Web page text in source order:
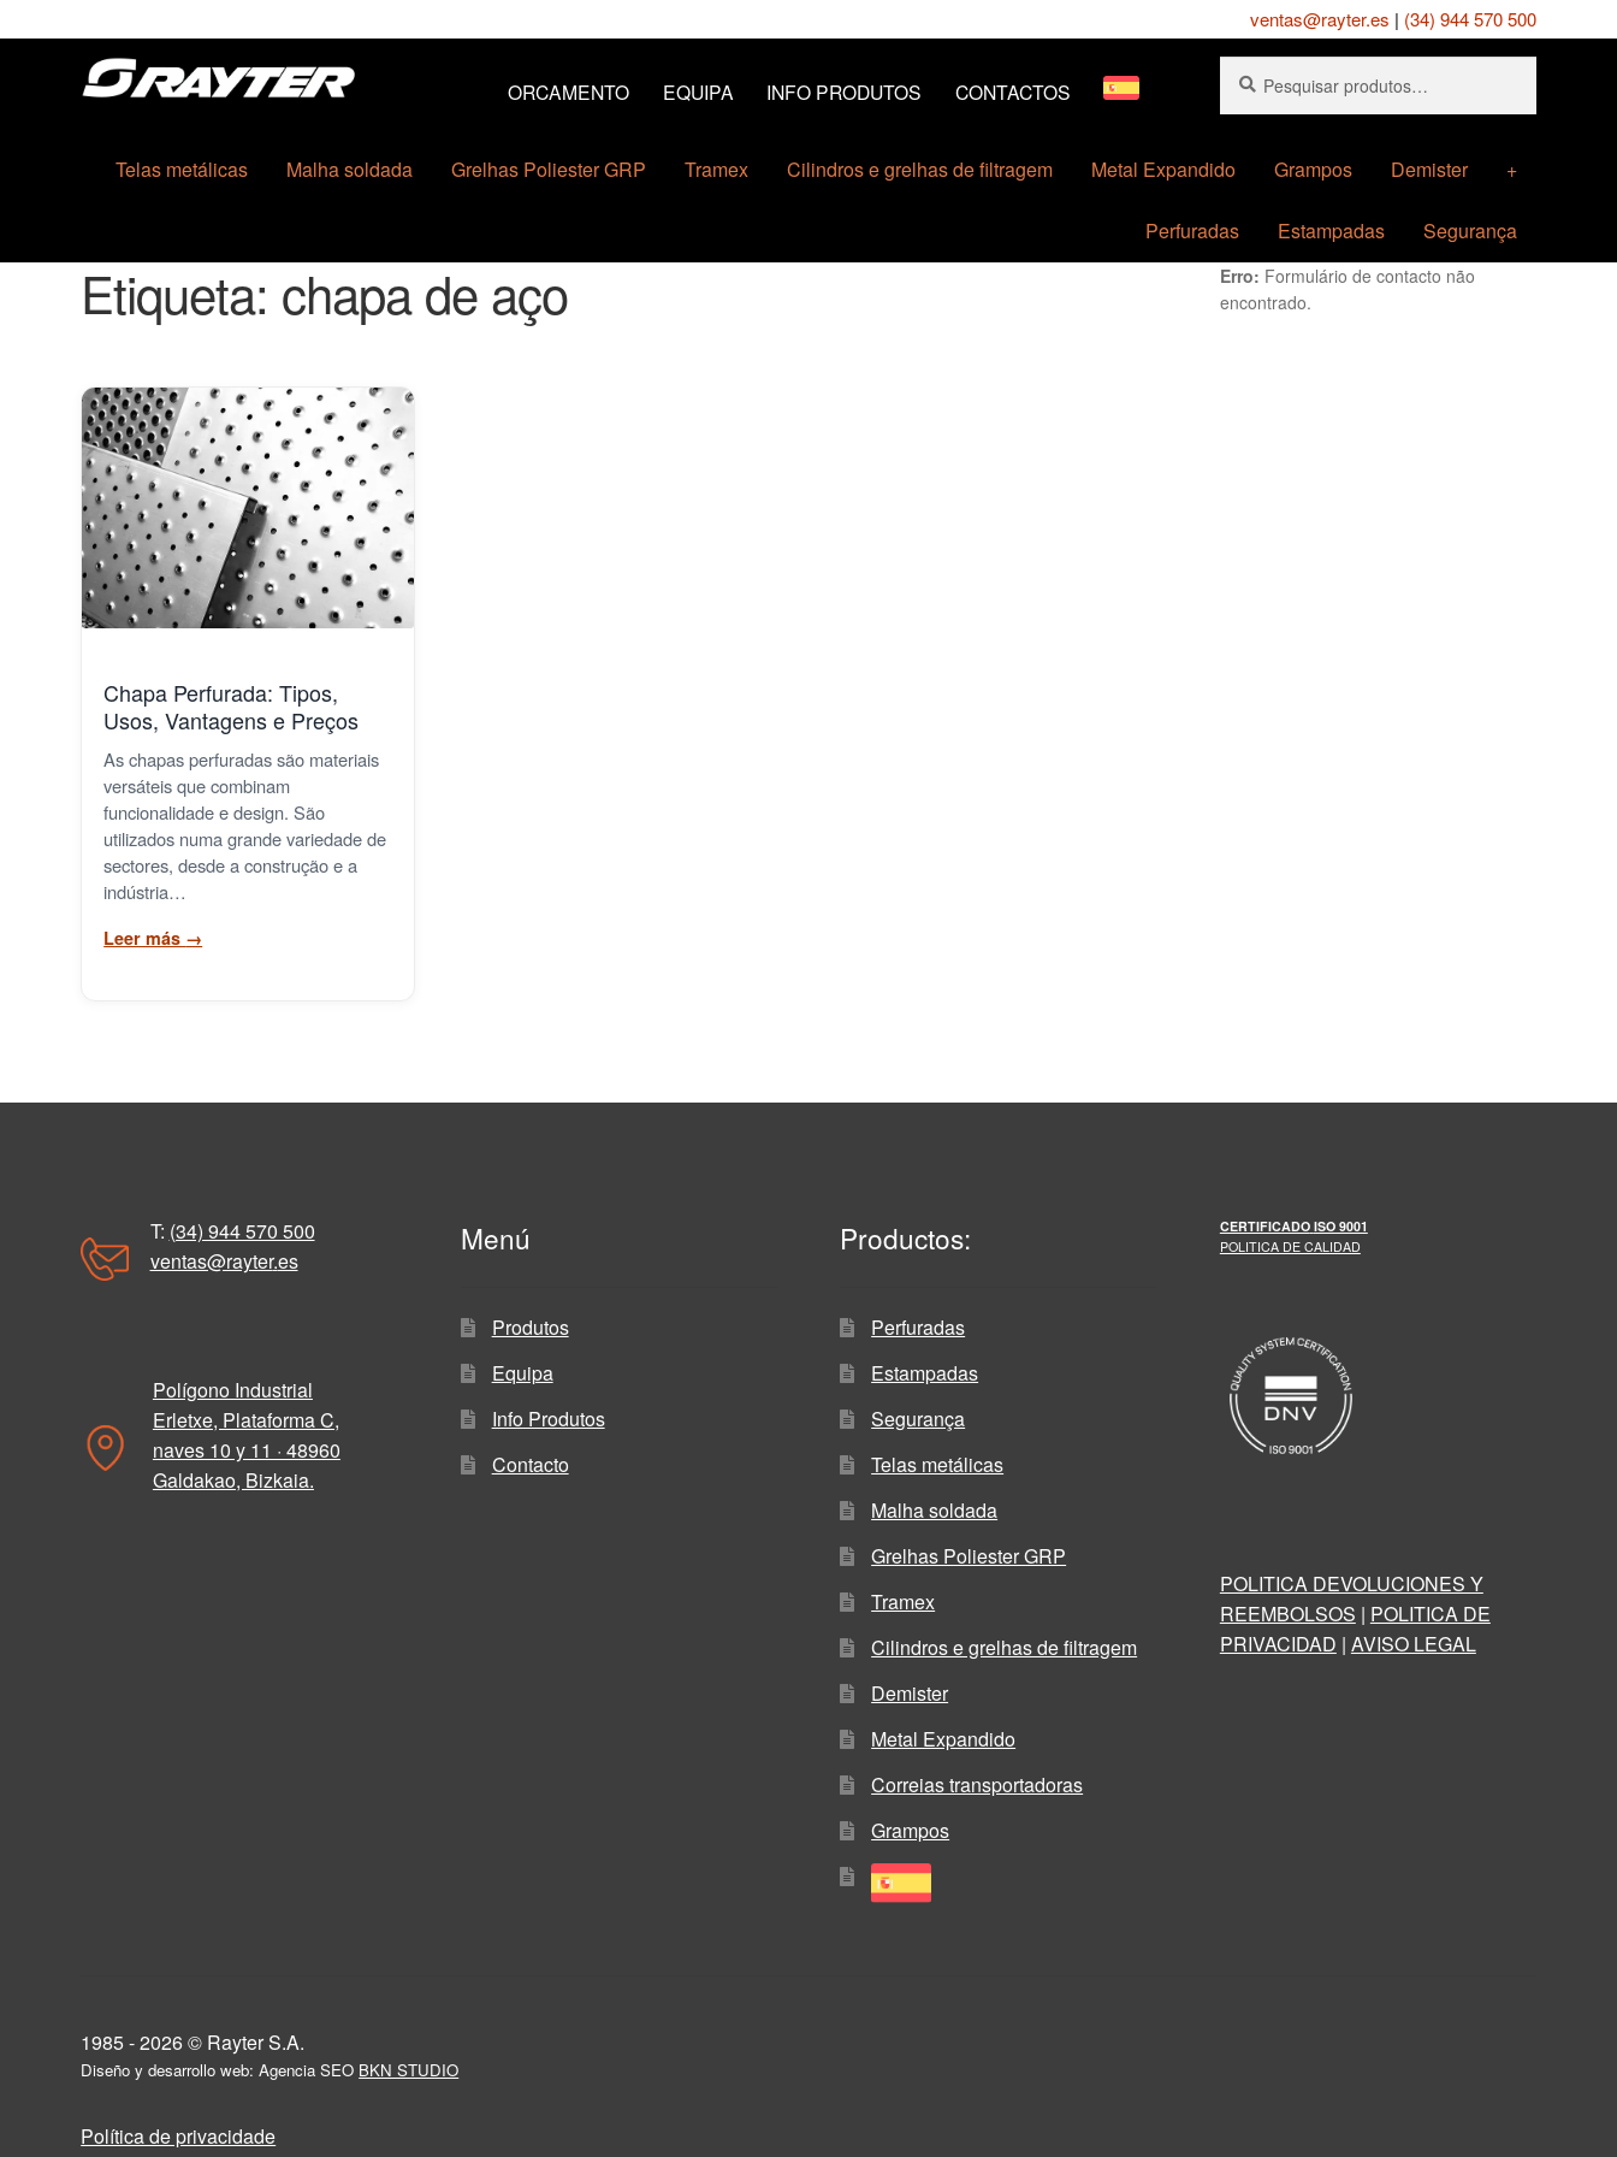
ventas@rayter.es | (34) 944 570 500
Ir
para
navegação
Saltar
para
conteúdo
ORCAMENTO EQUIPA INFO PRODUTOS CONTACTOS
por:
Telas metálicas Malha soldada Grelhas Poliester GRP Tramex Cilindros e grelhas de filtragem Metal Expandido Grampos Demister +
Perfuradas Estampadas Segurança
Etiqueta: chapa de aço
Chapa Perfurada: Tipos,
Usos, Vantagens e Preços
As chapas perfuradas são materiais
versáteis que combinam
funcionalidade e design. São
utilizados numa grande variedade de
sectores, desde a construção e a
indústria…
Leer más →
Erro: Formulário de contacto não
encontrado.
T: (34) 944 570 500
ventas@rayter.es
Polígono Industrial
Erletxe, Plataforma C,
naves 10 y 11 · 48960
Galdakao, Bizkaia.
Menú
Produtos
Equipa
Info Produtos
Contacto
Productos:
Perfuradas
Estampadas
Segurança
Telas metálicas
Malha soldada
Grelhas Poliester GRP
Tramex
Cilindros e grelhas de filtragem
Demister
Metal Expandido
Correias transportadoras
Grampos
CERTIFICADO ISO 9001
POLITICA DE CALIDAD
POLITICA DEVOLUCIONES Y
REEMBOLSOS | POLITICA DE
PRIVACIDAD | AVISO LEGAL
1985 - 2026 © Rayter S.A.
Diseño y desarrollo web: Agencia SEO BKN STUDIO
Política de privacidade